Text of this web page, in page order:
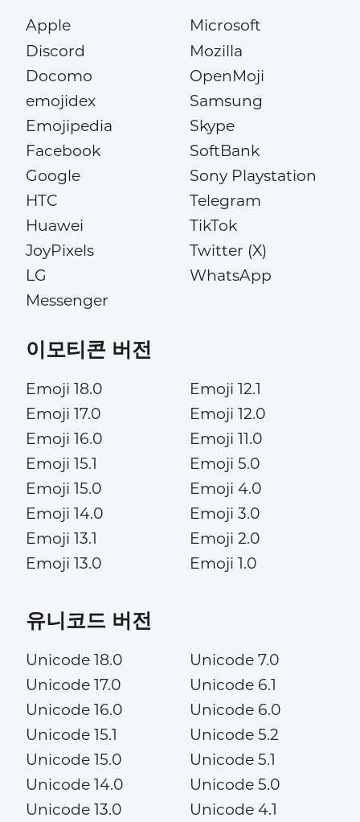
Apple
Discord
Docomo
emojidex
Emojipedia
Facebook
Google
HTC
Huawei
JoyPixels
LG
Messenger
Microsoft
Mozilla
OpenMoji
Samsung
Skype
SoftBank
Sony Playstation
Telegram
TikTok
Twitter (X)
WhatsApp
이모티콘 버전
Emoji 18.0
Emoji 17.0
Emoji 16.0
Emoji 15.1
Emoji 15.0
Emoji 14.0
Emoji 13.1
Emoji 13.0
Emoji 12.1
Emoji 12.0
Emoji 11.0
Emoji 5.0
Emoji 4.0
Emoji 3.0
Emoji 2.0
Emoji 1.0
유니코드 버전
Unicode 18.0
Unicode 17.0
Unicode 16.0
Unicode 15.1
Unicode 15.0
Unicode 14.0
Unicode 13.0
Unicode 7.0
Unicode 6.1
Unicode 6.0
Unicode 5.2
Unicode 5.1
Unicode 5.0
Unicode 4.1